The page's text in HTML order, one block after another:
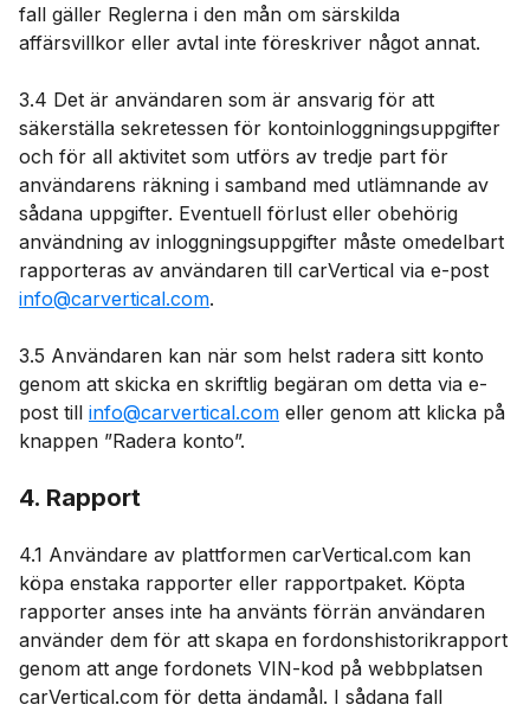
fall gäller Reglerna i den mån om särskilda
affärsvillkor eller avtal inte föreskriver något annat.
3.4 Det är användaren som är ansvarig för att
säkerställa sekretessen för kontoinloggningsuppgifter
och för all aktivitet som utförs av tredje part för
användarens räkning i samband med utlämnande av
sådana uppgifter. Eventuell förlust eller obehörig
användning av inloggningsuppgifter måste omedelbart
rapporteras av användaren till carVertical via e-post
info@carvertical.com.
3.5 Användaren kan när som helst radera sitt konto
genom att skicka en skriftlig begäran om detta via e-
post till info@carvertical.com eller genom att klicka på
knappen ”Radera konto”.
4. Rapport
4.1 Användare av plattformen carVertical.com kan
köpa enstaka rapporter eller rapportpaket. Köpta
rapporter anses inte ha använts förrän användaren
använder dem för att skapa en fordonshistorikrapport
genom att ange fordonets VIN-kod på webbplatsen
carVertical.com för detta ändamål. I sådana fall